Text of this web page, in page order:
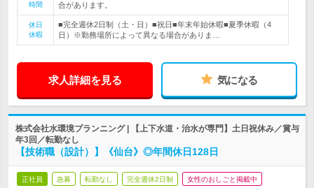
時間
合があります。
休日
休暇
■完全週休2日制（土・日）■祝日■年末年始休暇■夏季休暇（4
日）※勤務場所によって異なる場合がありま…
求人詳細を見る 気になる
株式会社水環境プランニング | 【上下水道・治水が専門】土日祝休み／賞与
年3回／転勤なし
【技術職（設計）】《仙台》◎年間休日128日
正社員 急募 転勤なし 完全週休2日制 女性のおしごと掲載中